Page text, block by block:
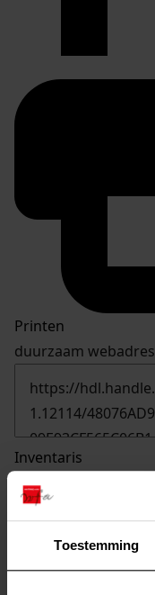
Toestemming
Printen
duurzaam webadres
Inventaris
01. Nrs. 636-699